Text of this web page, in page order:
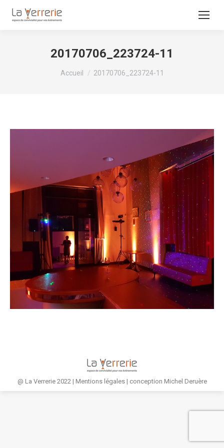
20170706_223724-11
Vous êtes ici :
Accueil 20170706_223724-11
@ La Verrerie 2022 | Mentions légales| conception Michel Deruère